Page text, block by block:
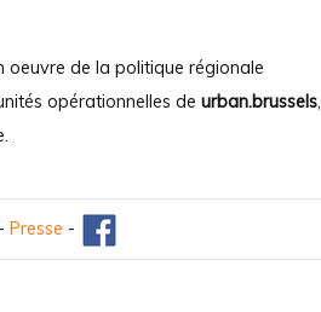
oeuvre de la politique régionale
opérationnelles de urban.brussels,
.
- Presse -